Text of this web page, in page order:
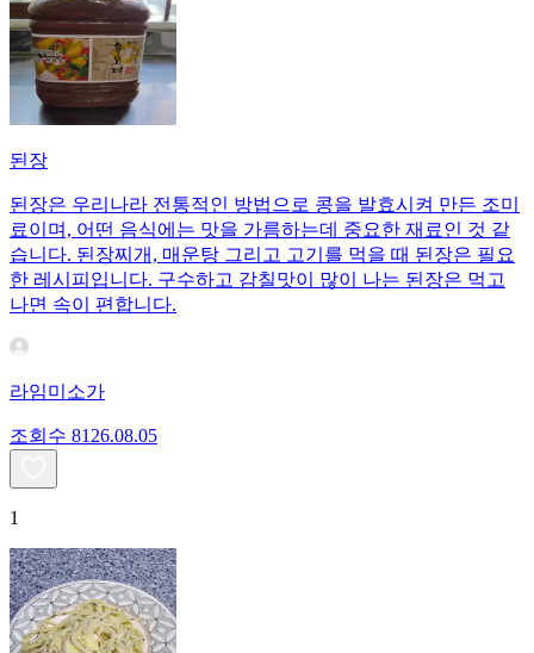
된장
된장은 우리나라 전통적인 방법으로 콩을 발효시켜 만든 조미
료이며, 어떤 음식에는 맛을 가름하는데 중요한 재료인 것 같
습니다. 된장찌개, 매운탕 그리고 고기를 먹을 때 된장은 필요
한 레시피입니다. 구수하고 감칠맛이 많이 나는 된장은 먹고
나면 속이 편합니다.
라임미소가
조회수 81 26.08.05
1